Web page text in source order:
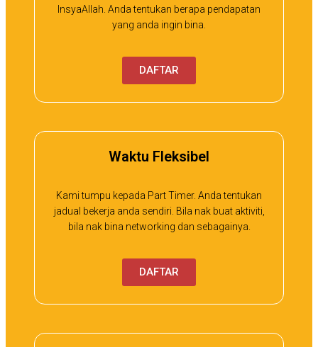
InsyaAllah. Anda tentukan berapa pendapatan
yang anda ingin bina.
DAFTAR
Waktu Fleksibel
Kami tumpu kepada Part Timer. Anda tentukan
jadual bekerja anda sendiri. Bila nak buat aktiviti,
bila nak bina networking dan sebagainya.
DAFTAR